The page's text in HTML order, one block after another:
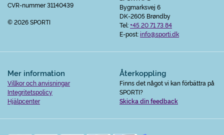
CVR-nummer 31140439
© 2026 SPORTI
Bygmarksvej 6
DK-2605 Brøndby
Tel:+45 20 71 73 84
E-post:info@sporti.dk
Mer information
Villkor och anvisningar
Integritetspolicy
Hjälpcenter
Återkoppling
Finns det något vi kan förbättra på
SPORTI?
Skicka din feedback